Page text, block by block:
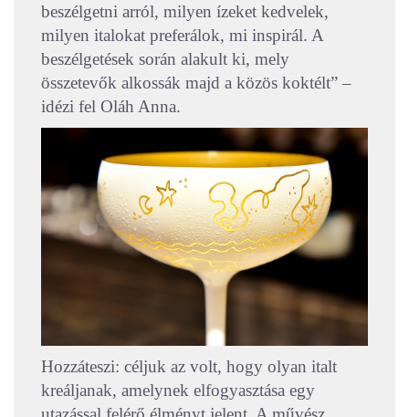
beszélgetni arról, milyen ízeket kedvelek,
milyen italokat preferálok, mi inspirál. A
beszélgetések során alakult ki, mely
összetevők alkossák majd a közös koktélt” –
idézi fel Oláh Anna.
Hozzáteszi: céljuk az volt, hogy olyan italt
kreáljanak, amelynek elfogyasztása egy